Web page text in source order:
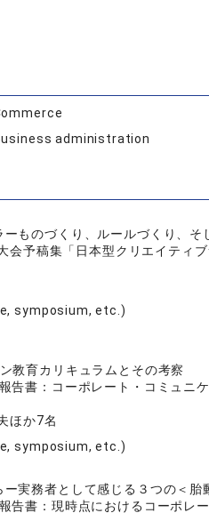
administration
ものづくり、ルールづくり、
会予稿集「日本型クリエイティ
symposium, etc.)
教育カリキュラムとその考察
告書：コーポレート・コミュニ
ほか7名
symposium, etc.)
実務者として感じる３つの＜胎
告書：現時点におけるコーポレ